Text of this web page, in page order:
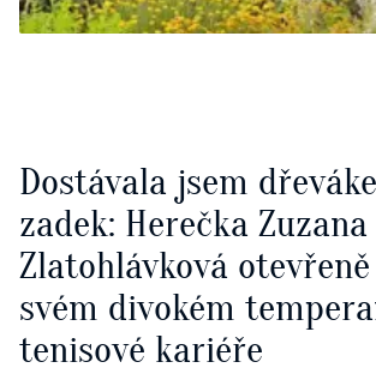
Dostávala jsem
zadek: Herečka Zuzana
Zlatohlávková
svém divokém
tenisové kariéře